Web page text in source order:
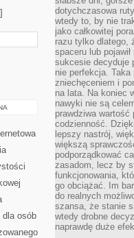
dla osób
dotychczasowa
wtedy to, by nie
jako całkowitej
razu tylko dlatego,
spaceru lub
sukcesie decyduje
nie perfekcja. Taka
zniechęceniem i
na lata. Na koniec
nawyki nie są
prawdziwa wartość
codzienność.
lepszy nastrój,
większą
podporządkować
zasadom, lecz by
funkcjonowania,
go obciążać. Im
do realnych
szansa, że stanie
wtedy drobne
naprawdę duże